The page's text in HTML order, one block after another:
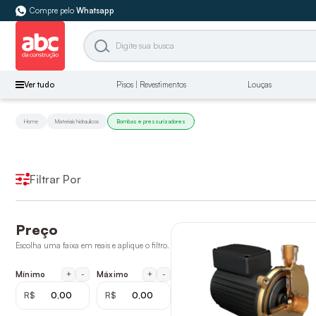
Compre pelo Whatsapp
Ver tudo Pisos | Revestimentos Louças
Home Materiais hidraulicos Bombas e pressurizadores
Filtrar Por
Preço
Escolha uma faixa em reais e aplique o filtro.
Mínimo + -
R$
Máximo + -
R$